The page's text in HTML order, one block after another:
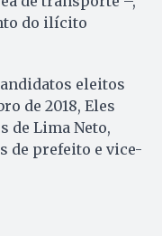
do ilícito
eleitos
de 2018, Eles
de Lima Neto,
de prefeito e vice-